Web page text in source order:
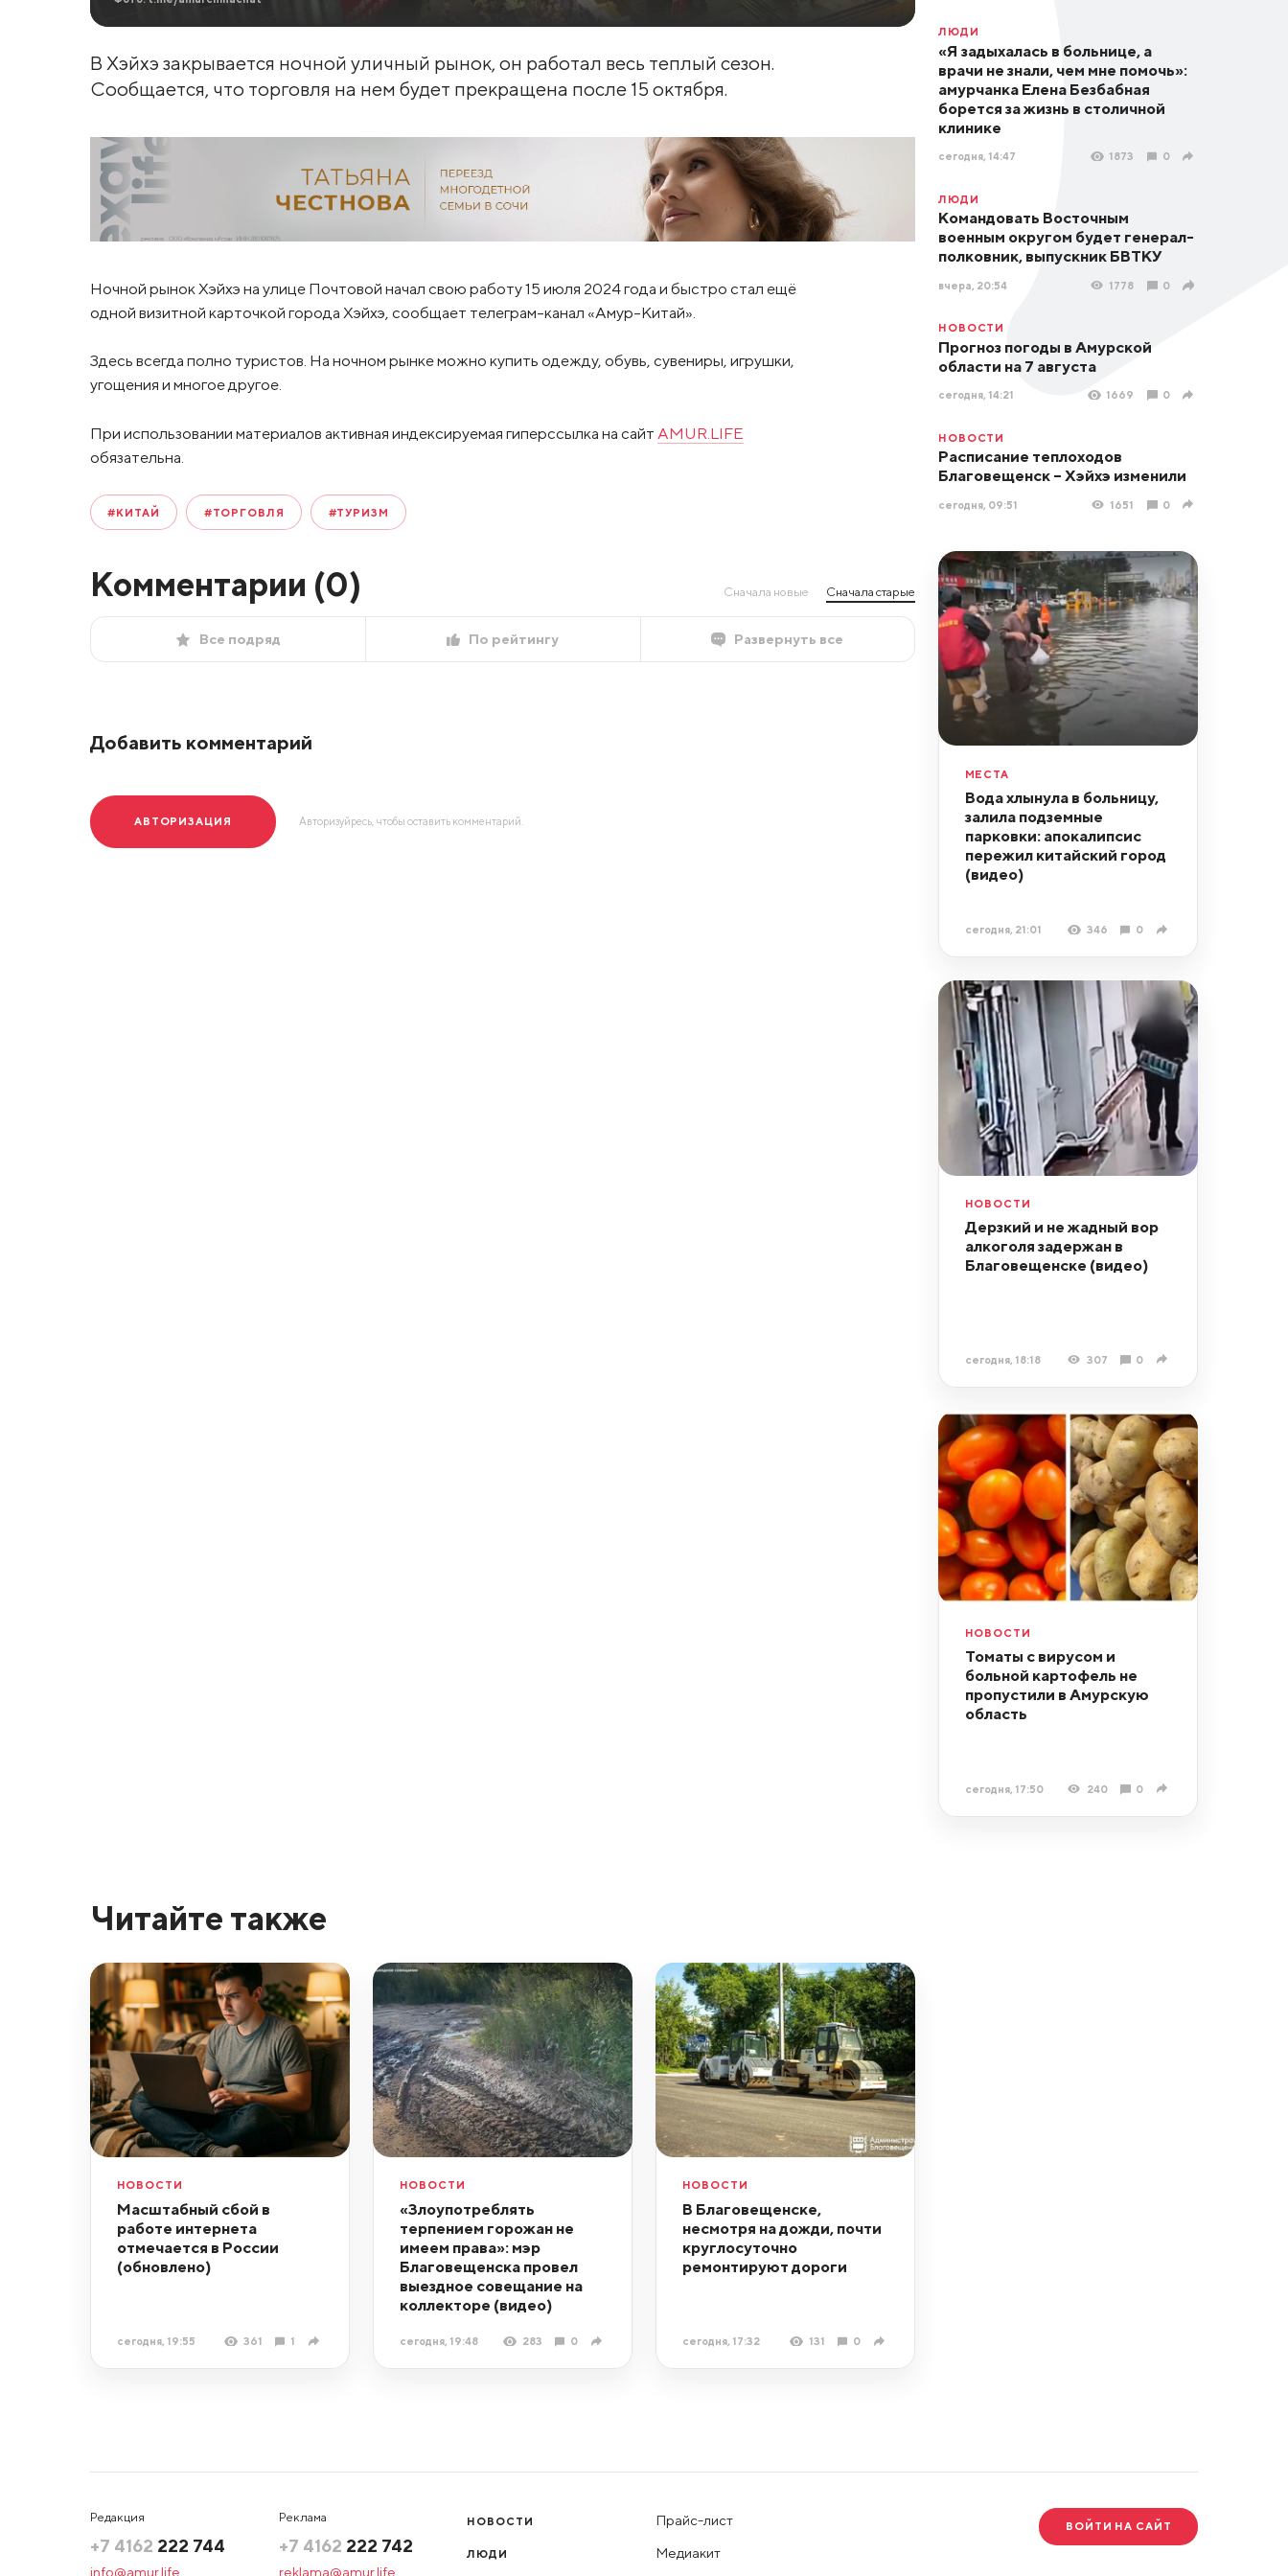
В Хэйхэ закрывается ночной уличный рынок, он работал весь теплый сезон.
Сообщается, что торговля на нем будет прекращена после 15 октября.
Ночной рынок Хэйхэ на улице Почтовой начал свою работу 15 июля 2024 года и быстро стал ещё
одной визитной карточкой города Хэйхэ, сообщает телеграм-канал «Амур-Китай».
Здесь всегда полно туристов. На ночном рынке можно купить одежду, обувь, сувениры, игрушки,
угощения и многое другое.
При использовании материалов активная индексируемая гиперссылка на сайт AMUR.LIFE
обязательна.
#КИТАЙ #ТОРГОВЛЯ #ТУРИЗМ
Комментарии (0) Сначала новые Сначала старые
Все подряд По рейтингу Развернуть все
Добавить комментарий
АВТОРИЗАЦИЯ Авторизуйресь, чтобы оставить комментарий.
ЛЮДИ
«Я задыхалась в больнице, а
врачи не знали, чем мне помочь»:
амурчанка Елена Безбабная
борется за жизнь в столичной
клинике
сегодня, 14:47 1873 0
ЛЮДИ
Командовать Восточным
военным округом будет генерал-
полковник, выпускник БВТКУ
вчера, 20:54 1778 0
НОВОСТИ
Прогноз погоды в Амурской
области на 7 августа
сегодня, 14:21 1669 0
НОВОСТИ
Расписание теплоходов
Благовещенск – Хэйхэ изменили
сегодня, 09:51 1651 0
МЕСТА
Вода хлынула в больницу,
залила подземные
парковки: апокалипсис
пережил китайский город
(видео)
сегодня, 21:01 346 0
НОВОСТИ
Дерзкий и не жадный вор
алкоголя задержан в
Благовещенске (видео)
сегодня, 18:18 307 0
НОВОСТИ
Томаты с вирусом и
больной картофель не
пропустили в Амурскую
область
сегодня, 17:50 240 0
Читайте также
НОВОСТИ
Масштабный сбой в
работе интернета
отмечается в России
(обновлено)
сегодня, 19:55 361 1
НОВОСТИ
«Злоупотреблять
терпением горожан не
имеем права»: мэр
Благовещенска провел
выездное совещание на
коллекторе (видео)
сегодня, 19:48 283 0
НОВОСТИ
В Благовещенске,
несмотря на дожди, почти
круглосуточно
ремонтируют дороги
сегодня, 17:32 131 0
Редакция
+7 4162 222 744
info@amur.life
Реклама
+7 4162 222 742
reklama@amur.life
НОВОСТИ
ЛЮДИ
Прайс-лист
Медиакит
ВОЙТИ НА САЙТ